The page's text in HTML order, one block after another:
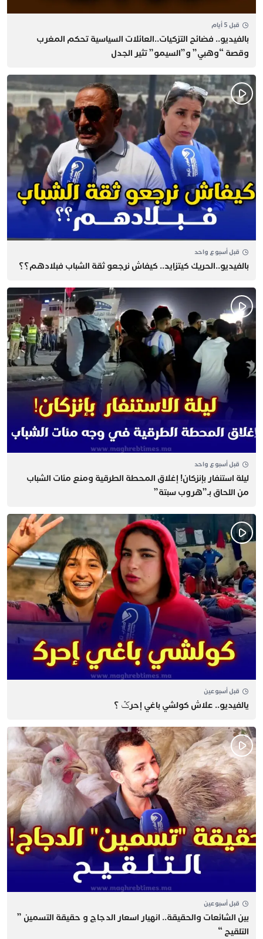
قبل 5 أيام
بالفيديو.. فضائح التزكيات..العائلات السياسية تحكم المغرب
وقصة “وهبي” و”السيمو” تثير الجدل
قبل أسبوع واحد
بالفيديو..الحريك كيتزايد.. كيفاش نرجعو ثقة الشباب فبلادهم؟؟
قبل أسبوع واحد
​ليلة استنفار بإنزكان! إغلاق المحطة الطرقية ومنع مئات الشباب
من اللحاق بـ”هروب سبتة”
قبل أسبوعين
يالفيديو.. علاش كولشي باغي إحرݣ ؟
قبل أسبوعين
بين الشائعات والحقيقة.. انهيار اسعار الدجاج و حقيقة التسمين ”
التلقيح “